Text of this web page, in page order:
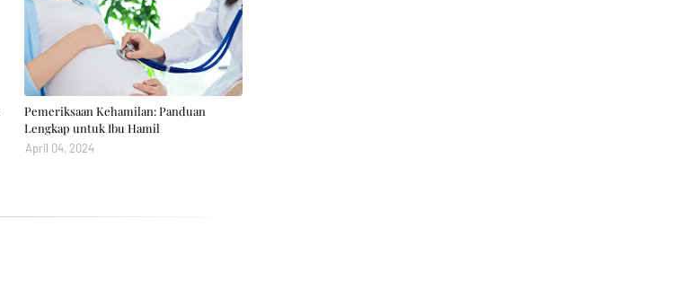
Pemeriksaan Kehamilan: Panduan
Lengkap untuk Ibu Hamil
April 04, 2024